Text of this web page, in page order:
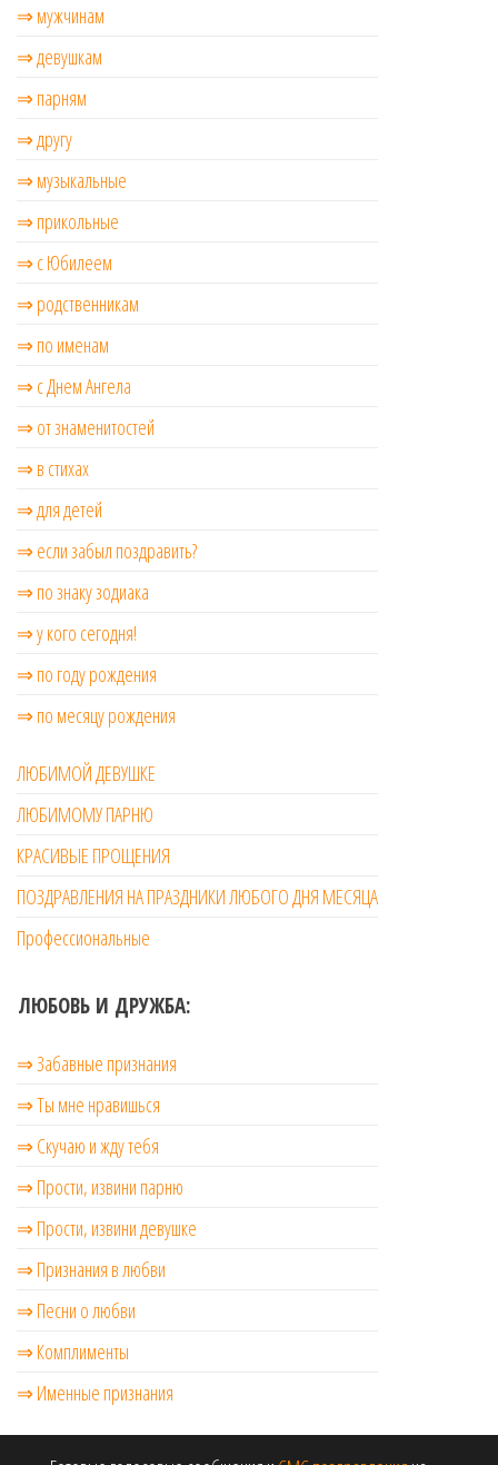
⇒ мужчинам
⇒ девушкам
⇒ парням
⇒ другу
⇒ музыкальные
⇒ прикольные
⇒ с Юбилеем
⇒ родственникам
⇒ по именам
⇒ с Днем Ангела
⇒ от знаменитостей
⇒ в стихах
⇒ для детей
⇒ если забыл поздравить?
⇒ по знаку зодиака
⇒ у кого сегодня!
⇒ по году рождения
⇒ по месяцу рождения
ЛЮБИМОЙ ДЕВУШКЕ
ЛЮБИМОМУ ПАРНЮ
КРАСИВЫЕ ПРОЩЕНИЯ
ПОЗДРАВЛЕНИЯ НА ПРАЗДНИКИ ЛЮБОГО ДНЯ МЕСЯЦА
Профессиональные
ЛЮБОВЬ И ДРУЖБА:
⇒ Забавные признания
⇒ Ты мне нравишься
⇒ Скучаю и жду тебя
⇒ Прости, извини парню
⇒ Прости, извини девушке
⇒ Признания в любви
⇒ Песни о любви
⇒ Комплименты
⇒ Именные признания